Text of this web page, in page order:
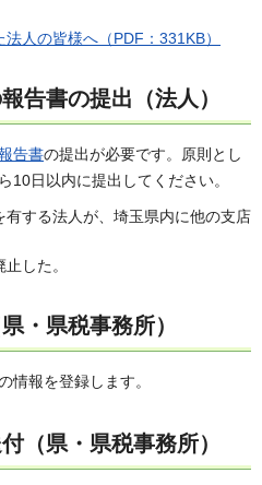
人の皆様へ（PDF：331KB）
告書の提出（法人）
告書の提出が必要です。原則とし
10日以内に提出してください。
する法人が、埼玉県内に他の支店
した。
・県税事務所）
情報を登録します。
（県・県税事務所）